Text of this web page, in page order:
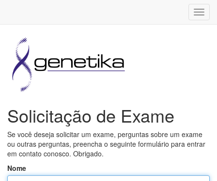
Solicitação de Exame
Se você deseja solicitar um exame, perguntas sobre um exame
ou outras perguntas, preencha o seguinte formulário para entrar
em contato conosco. Obrigado.
Nome